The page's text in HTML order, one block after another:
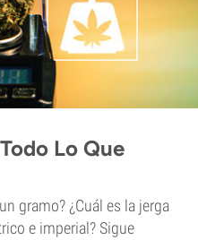
Lo Que
gramo? ¿Cuál es la jerga
e imperial? Sigue